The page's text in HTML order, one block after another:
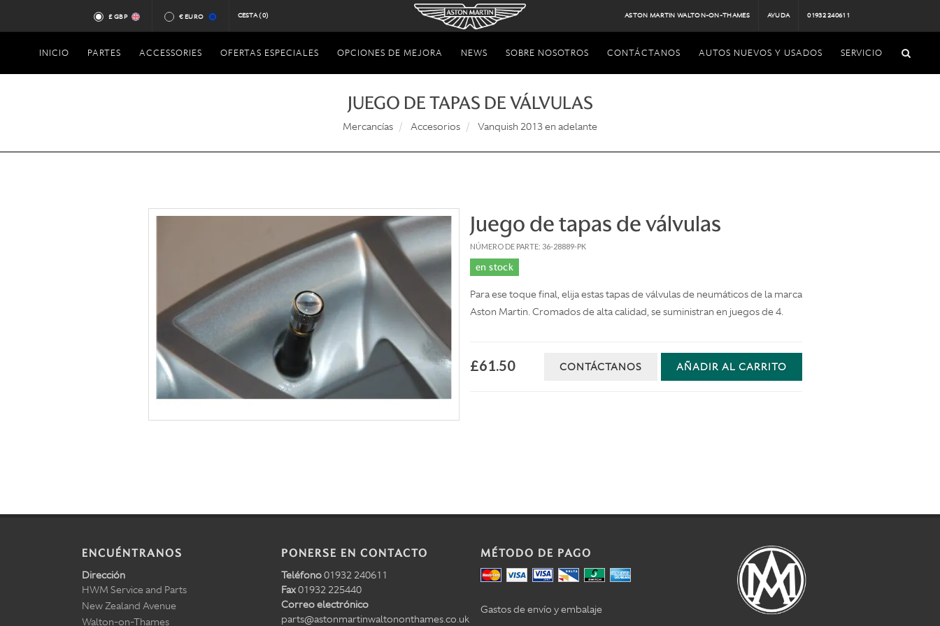
£ GBP € EURO CESTA(0) ASTON MARTIN WALTON-ON-THAMES AYUDA 01932 240611
INICIO PARTES ACCESSORIES OFERTAS ESPECIALES OPCIONES DE MEJORA NEWS SOBRE NOSOTROS CONTÁCTANOS AUTOS NUEVOS Y USADOS SERVICIO
JUEGO DE TAPAS DE VÁLVULAS
Mercancías Accesorios Vanquish 2013 en adelante
Juego de tapas de válvulas
NÚMERO DE PARTE: 36-28889-PK
en stock
Para ese toque final, elija estas tapas de válvulas de neumáticos de la marca
Aston Martin. Cromados de alta calidad, se suministran en juegos de 4.
£61.50 AÑADIR AL CARRITO
CONTÁCTANOS
ENCUÉNTRANOS
Dirección
HWM Service and Parts
New Zealand Avenue
Walton-on-Thames
PONERSE EN CONTACTO
Teléfono01932 240611
Fax01932 225440
Correo electrónico
parts@astonmartinwaltononthames.co.uk
MÉTODO DE PAGO
Gastos de envío y embalaje